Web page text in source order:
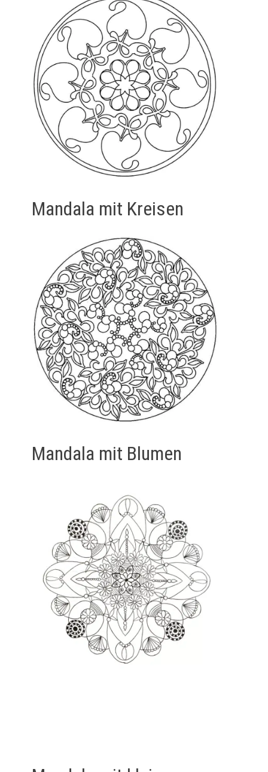
Mandala mit Kreisen
Mandala mit Blumen